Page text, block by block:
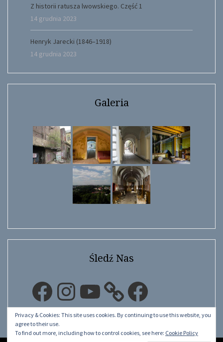
Z historii ratusza lwowskiego. Część 1
14 grudnia 2023
Henryk Jarecki (1846–1918)
14 grudnia 2023
Galeria
Śledź Nas
FacebookInstagramYouTube Facebook
Privacy & Cookies: This site uses cookies. By continuing to use this website, you
agree to their use.
To find out more, including how to control cookies, see here: Cookie Policy